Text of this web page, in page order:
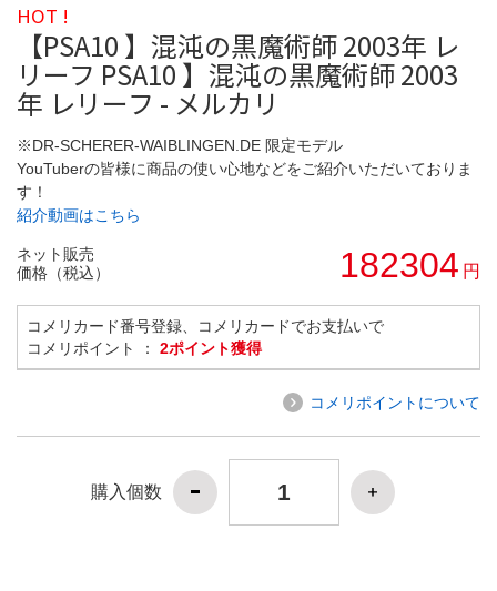
HOT !
【PSA10 】混沌の黒魔術師 2003年 レ
リーフ PSA10 】混沌の黒魔術師 2003
年 レリーフ - メルカリ
※DR-SCHERER-WAIBLINGEN.DE 限定モデル
YouTuberの皆様に商品の使い心地などをご紹介いただいておりま
す！
紹介動画はこちら
ネット販売
価格（税込）
182304 円
コメリカード番号登録、コメリカードでお支払いで
コメリポイント ： 2ポイント獲得
コメリポイントについて
購入個数